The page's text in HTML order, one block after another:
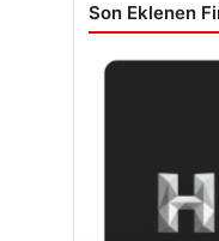
Son Eklenen